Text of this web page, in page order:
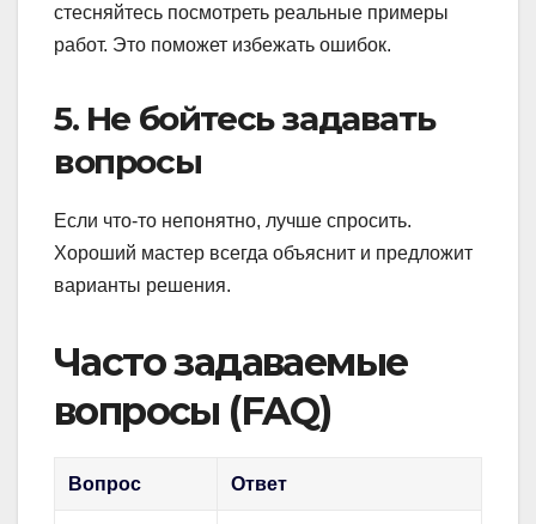
стесняйтесь посмотреть реальные примеры
работ. Это поможет избежать ошибок.
5. Не бойтесь задавать
вопросы
Если что-то непонятно, лучше спросить.
Хороший мастер всегда объяснит и предложит
варианты решения.
Часто задаваемые
вопросы (FAQ)
Вопрос Ответ